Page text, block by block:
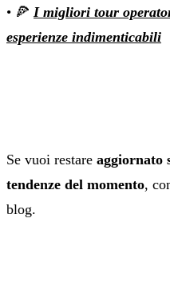
• 🍕 I migliori tour
esperienze indimenticabili
Se vuoi restare aggiornato
tendenze del momento,
blog.